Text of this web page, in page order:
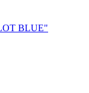
BLUE"